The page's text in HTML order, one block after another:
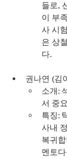
들로,
이 부
사 시
은 상
다.
권나연 (김
소개:
서 중
특징:
사내
복귀
멘토